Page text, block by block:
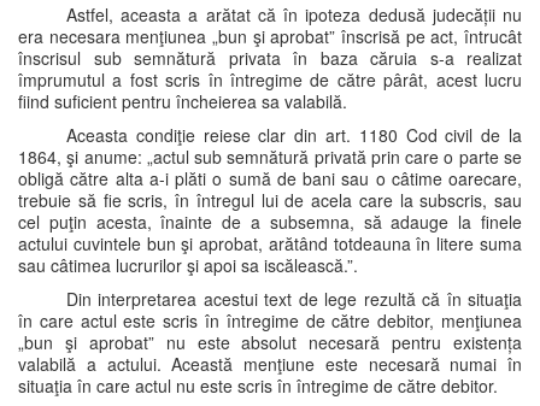
Astfel, aceasta a arătat că în ipoteza dedusă judecății nu
era necesara menţiunea „bun şi aprobat” înscrisă pe act, întrucât
înscrisul sub semnătură privata în baza căruia s-a realizat
împrumutul a fost scris în întregime de către pârât, acest lucru
fiind suficient pentru încheierea sa valabilă.
Aceasta condiţie reiese clar din art. 1180 Cod civil de la
1864, şi anume: „actul sub semnătură privată prin care o parte se
obligă către alta a-i plăti o sumă de bani sau o câtime oarecare,
trebuie să fie scris, în întregul lui de acela care la subscris, sau
cel puţin acesta, înainte de a subsemna, să adauge la finele
actului cuvintele bun şi aprobat, arătând totdeauna în litere suma
sau câtimea lucrurilor şi apoi sa iscălească.”.
Din interpretarea acestui text de lege rezultă că în situaţia
în care actul este scris în întregime de către debitor, menţiunea
„bun şi aprobat” nu este absolut necesară pentru existența
valabilă a actului. Această menţiune este necesară numai în
situaţia în care actul nu este scris în întregime de către debitor.